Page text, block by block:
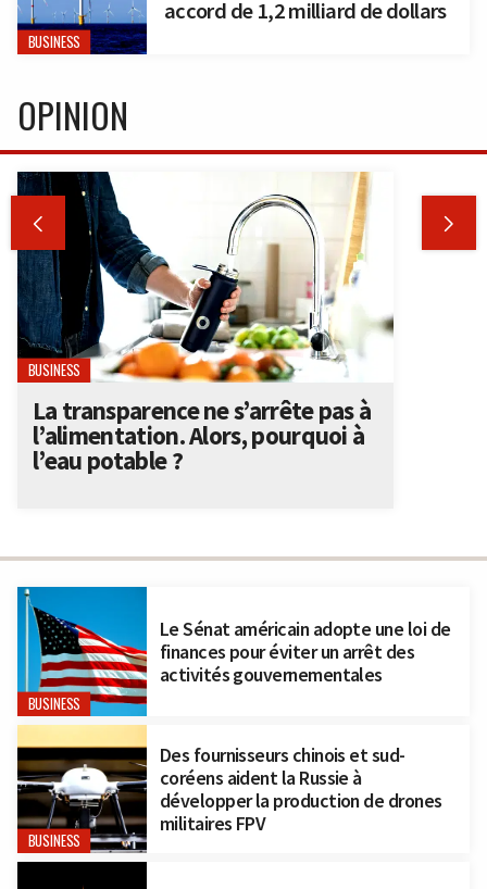
BUSINESS
accord de 1,2 milliard de dollars
BUSINESS
Le Sénat américain adopte une loi de
finances pour éviter un arrêt des
activités gouvernementales
BUSINESS
Des fournisseurs chinois et sud-
coréens aident la Russie à
développer la production de drones
militaires FPV
OPINION
 
BUSINESS
La transparence ne s’arrête pas à
l’alimentation. Alors, pourquoi à
l’eau potable ?